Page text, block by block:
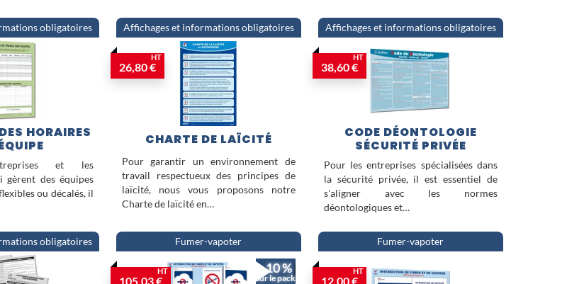
obligatoires
HORAIRES
et les
gèrent des équipes
ou décalés, il
Affichages et informations obligatoires
26,80 €
HT
CHARTE DE LAÏCITÉ
Pour garantir un environnement de
travail respectueux des principes de
laïcité, nous vous proposons notre
Charte de laïcité en…
Affichages et informations obligatoires
38,60 €
HT
CODE DÉONTOLOGIE
SÉCURITÉ PRIVÉE
Pour les entreprises spécialisées dans
la sécurité privée, il est essentiel de
s'aligner avec les normes
déontologiques et…
obligatoires Fumer-vapoter
105,03 €
HT - 10 %
sur le pack
Fumer-vapoter
12,00 €
HT